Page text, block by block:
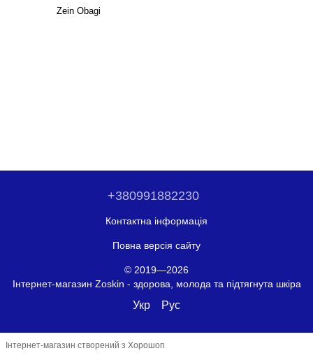
Zein Obagi
+380991882230
Контактна інформація
Повна версія сайту
© 2019—2026
Інтернет-магазин Zoskin - здорова, молода та підтягнута шкіра
Укр Рус
Інтернет-магазин створений з Хорошоп